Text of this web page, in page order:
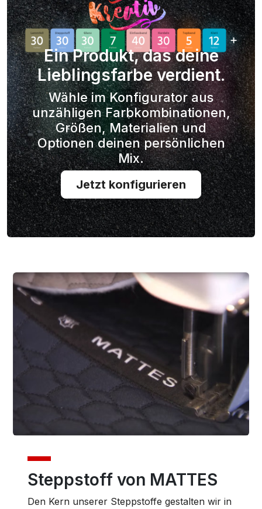
Ein Produkt, das deine
Lieblingsfarbe verdient.
Wähle im Konfigurator aus
unzähligen Farbkombinationen,
Größen, Materialien und
Optionen deinen persönlichen
Mix.
Jetzt konfigurieren
Steppstoff von MATTES
Den Kern unserer Steppstoffe gestalten wir in